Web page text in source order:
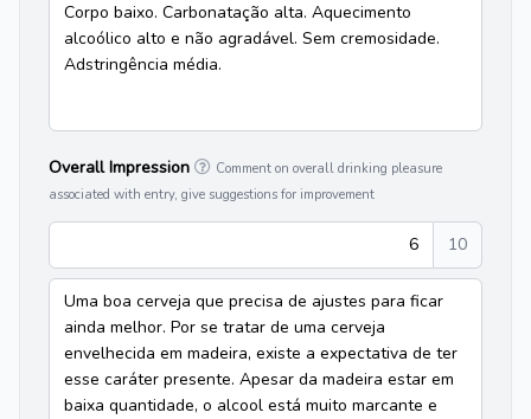
Corpo baixo. Carbonatação alta. Aquecimento
alcoólico alto e não agradável. Sem cremosidade.
Adstringência média.
Overall Impression
Comment on overall drinking pleasure
associated with entry, give suggestions for improvement
6 10
Uma boa cerveja que precisa de ajustes para ficar
ainda melhor. Por se tratar de uma cerveja
envelhecida em madeira, existe a expectativa de ter
esse caráter presente. Apesar da madeira estar em
baixa quantidade, o alcool está muito marcante e